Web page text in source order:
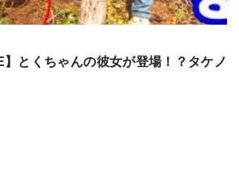
】とくちゃんの彼女が登場！？タケノ